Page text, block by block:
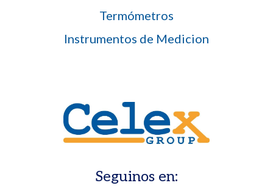
Termómetros
Instrumentos de Medicion
Seguinos en: